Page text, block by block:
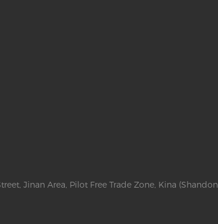
Jinan Area, Pilot Free Trade Zone, Kina